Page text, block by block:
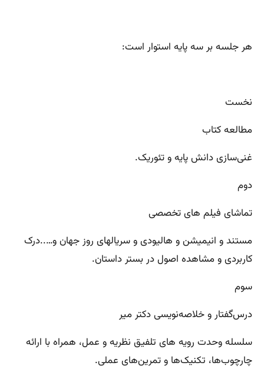
هر جلسه بر سه پایه استوار است:
نخست
مطالعه کتاب
غنی‌سازی دانش پایه و تئوریک.
دوم
تماشای فیلم های تخصصی
مستند و انیمیشن و هالیودی و سریالهای روز جهان و…..درک
کاربردی و مشاهده اصول در بستر داستان.
سوم
درس‌گفتار و خلاصه‌نویسی دکتر میر
سلسله وحدت رویه های تلفیق نظریه و عمل، همراه با ارائه
چارچوب‌ها، تکنیک‌ها و تمرین‌های عملی.